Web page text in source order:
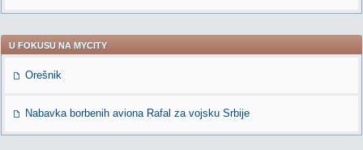
U FOKUSU NA MYCITY
Orešnik
Nabavka borbenih aviona Rafal za vojsku Srbije